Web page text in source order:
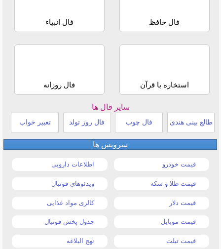
فال حافظ فال انبیاء
استخاره با قرآن فال روزانه
سایر فال ها
طالع بینی هندی فال چوب فال روز تولد تعبیر خواب
سرویس ها
قیمت خودرو اطلاعات دارویی
قیمت طلا و سکه ویدئوهای فوتبال
قیمت دلار کالری مواد غذایی
قیمت موبایل جدول پخش فوتبال
قیمت تبلت نهج البلاغه